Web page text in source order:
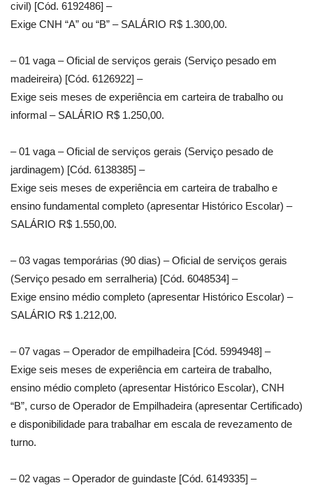
civil) [Cód. 6192486] –
Exige CNH “A” ou “B” – SALÁRIO R$ 1.300,00.
– 01 vaga – Oficial de serviços gerais (Serviço pesado em
madeireira) [Cód. 6126922] –
Exige seis meses de experiência em carteira de trabalho ou
informal – SALÁRIO R$ 1.250,00.
– 01 vaga – Oficial de serviços gerais (Serviço pesado de
jardinagem) [Cód. 6138385] –
Exige seis meses de experiência em carteira de trabalho e
ensino fundamental completo (apresentar Histórico Escolar) –
SALÁRIO R$ 1.550,00.
– 03 vagas temporárias (90 dias) – Oficial de serviços gerais
(Serviço pesado em serralheria) [Cód. 6048534] –
Exige ensino médio completo (apresentar Histórico Escolar) –
SALÁRIO R$ 1.212,00.
– 07 vagas – Operador de empilhadeira [Cód. 5994948] –
Exige seis meses de experiência em carteira de trabalho,
ensino médio completo (apresentar Histórico Escolar), CNH
“B”, curso de Operador de Empilhadeira (apresentar Certificado)
e disponibilidade para trabalhar em escala de revezamento de
turno.
– 02 vagas – Operador de guindaste [Cód. 6149335] –